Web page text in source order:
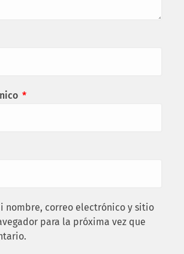
*
nombre, correo electrónico y sitio
para la próxima vez que